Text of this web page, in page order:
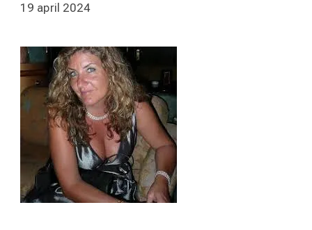
19 april 2024